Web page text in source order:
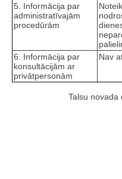
5. Informācija par
administratīvajām
procedūrām
6. Informācija par
konsultācijām ar
privātpersonām
Nav
Talsu novada